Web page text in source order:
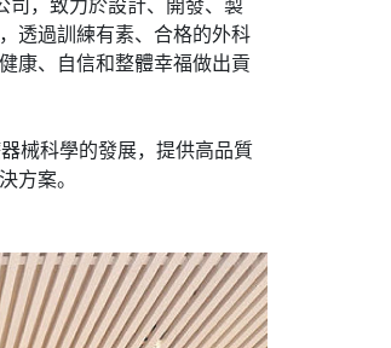
司，致力於設計、開發、製
透過訓練有素、合格的外科
康、自信和整體幸福做出貢
械科學的發展，提供高品質
方案。